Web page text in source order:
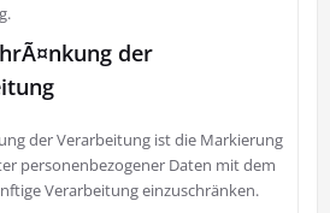
der
der Verarbeitung ist die Markierung
personenbezogener Daten mit dem
Verarbeitung einzuschränken.